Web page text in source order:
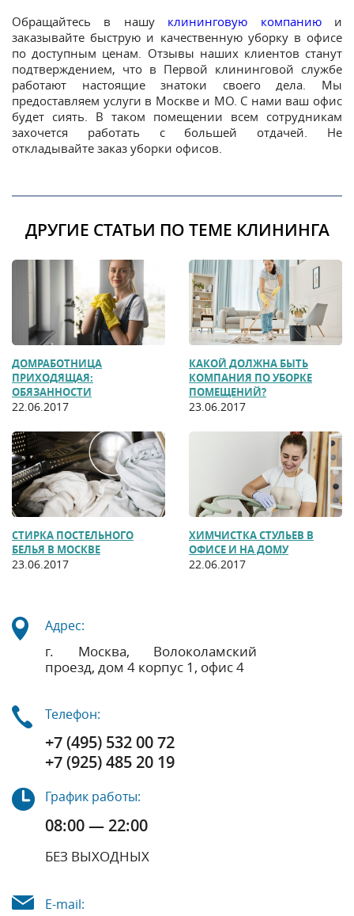
Обращайтесь в нашу клининговую компаниюи
заказывайте быструю и качественную уборку в офисе
по доступным ценам. Отзывы наших клиентов станут
подтверждением, что в Первой клининговой службе
работают настоящие знатоки своего дела. Мы
предоставляем услуги в Москве и МО. С нами ваш офис
будет сиять. В таком помещении всем сотрудникам
захочется работать с большей отдачей. Не
откладывайте заказ уборки офисов.
ДРУГИЕ СТАТЬИ ПО ТЕМЕ КЛИНИНГА
ДОМРАБОТНИЦА
ПРИХОДЯЩАЯ:
ОБЯЗАННОСТИ
22.06.2017
КАКОЙ ДОЛЖНА БЫТЬ
КОМПАНИЯ ПО УБОРКЕ
ПОМЕЩЕНИЙ?
23.06.2017
СТИРКА ПОСТЕЛЬНОГО
БЕЛЬЯ В МОСКВЕ
23.06.2017
ХИМЧИСТКА СТУЛЬЕВ В
ОФИСЕ И НА ДОМУ
22.06.2017
Адрес:
г. Москва, Волоколамский
проезд, дом 4 корпус 1, офис 4
Телефон:
+7 (495) 532 00 72
+7 (925) 485 20 19
График работы:
08:00 — 22:00
БЕЗ ВЫХОДНЫХ
E-mail: